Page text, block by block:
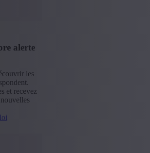
alerte
les
et recevez